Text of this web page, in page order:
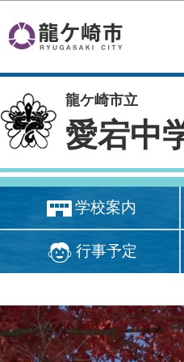
龍ケ崎市立
愛宕中
学校案内
行事予定